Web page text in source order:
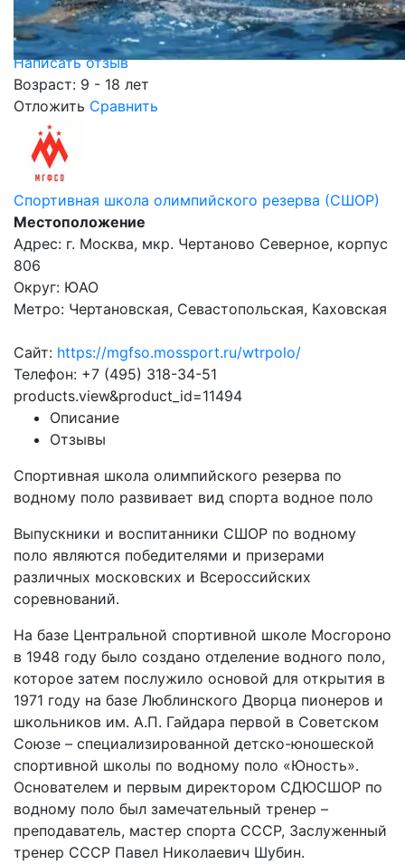
Написать отзыв
Возраст: 9 - 18 лет
Отложить Сравнить
Спортивная школа олимпийского резерва (СШОР)
Местоположение
Адрес: г. Москва, мкр. Чертаново Северное, корпус
806
Округ: ЮАО
Метро: Чертановская, Севастопольская, Каховская
Сайт: https://mgfso.mossport.ru/wtrpolo/
Телефон: +7 (495) 318-34-51
products.view&product_id=11494
Описание
Отзывы
Спортивная школа олимпийского резерва по
водному поло развивает вид спорта водное поло
Выпускники и воспитанники СШОР по водному
поло являются победителями и призерами
различных московских и Всероссийских
соревнований.
На базе Центральной спортивной школе Мосгороно
в 1948 году было создано отделение водного поло,
которое затем послужило основой для открытия в
1971 году на базе Люблинского Дворца пионеров и
школьников им. А.П. Гайдара первой в Советском
Союзе – специализированной детско-юношеской
спортивной школы по водному поло «Юность».
Основателем и первым директором СДЮСШОР по
водному поло был замечательный тренер –
преподаватель, мастер спорта СССР, Заслуженный
тренер СССР Павел Николаевич Шубин.